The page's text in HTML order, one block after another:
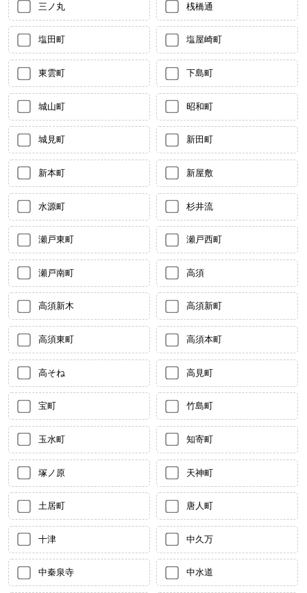
三ノ丸 桟橋通
塩田町 塩屋崎町
東雲町 下島町
城山町 昭和町
城見町 新田町
新本町 新屋敷
水源町 杉井流
瀬戸東町 瀬戸西町
瀬戸南町 高須
高須新木 高須新町
高須東町 高須本町
高そね 高見町
宝町 竹島町
玉水町 知寄町
塚ノ原 天神町
土居町 唐人町
十津 中久万
中秦泉寺 中水道